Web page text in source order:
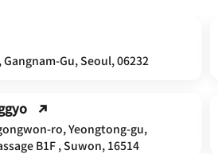
Gu, Seoul, 06232
ro, Yeongtong-gu,
B1F , Suwon, 16514